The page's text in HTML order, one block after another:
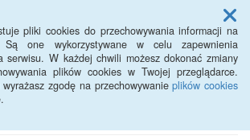
pliki cookies do przechowywania informacji na
Są one wykorzystywane w celu zapewnienia
serwisu. W każdej chwili możesz dokonać zmiany
plików cookies w Twojej przeglądarce.
wyrażasz zgodę na przechowywanieplików cookies
Menu
Społecznej